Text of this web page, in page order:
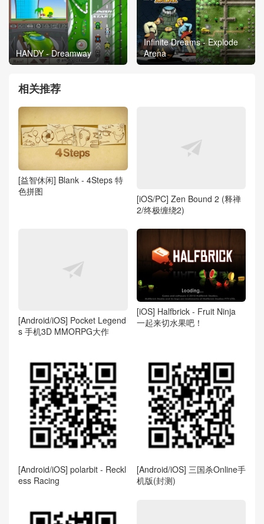
HANDY - Dreamway
Infinite Dreams - Explode
Arena
相关推荐
[益智休闲] Blank - 4Steps 特
色拼图
[iOS/PC] Zen Bound 2 (释禅
2/终极缠绕2)
[Android/iOS] Pocket Legend
s 手机3D MMORPG大作
[iOS] Halfbrick - Fruit Ninja
一起来切水果吧！
[Android/iOS] polarbit - Reckl
ess Racing
[Android/iOS] 三国杀Online手
机版(封测)